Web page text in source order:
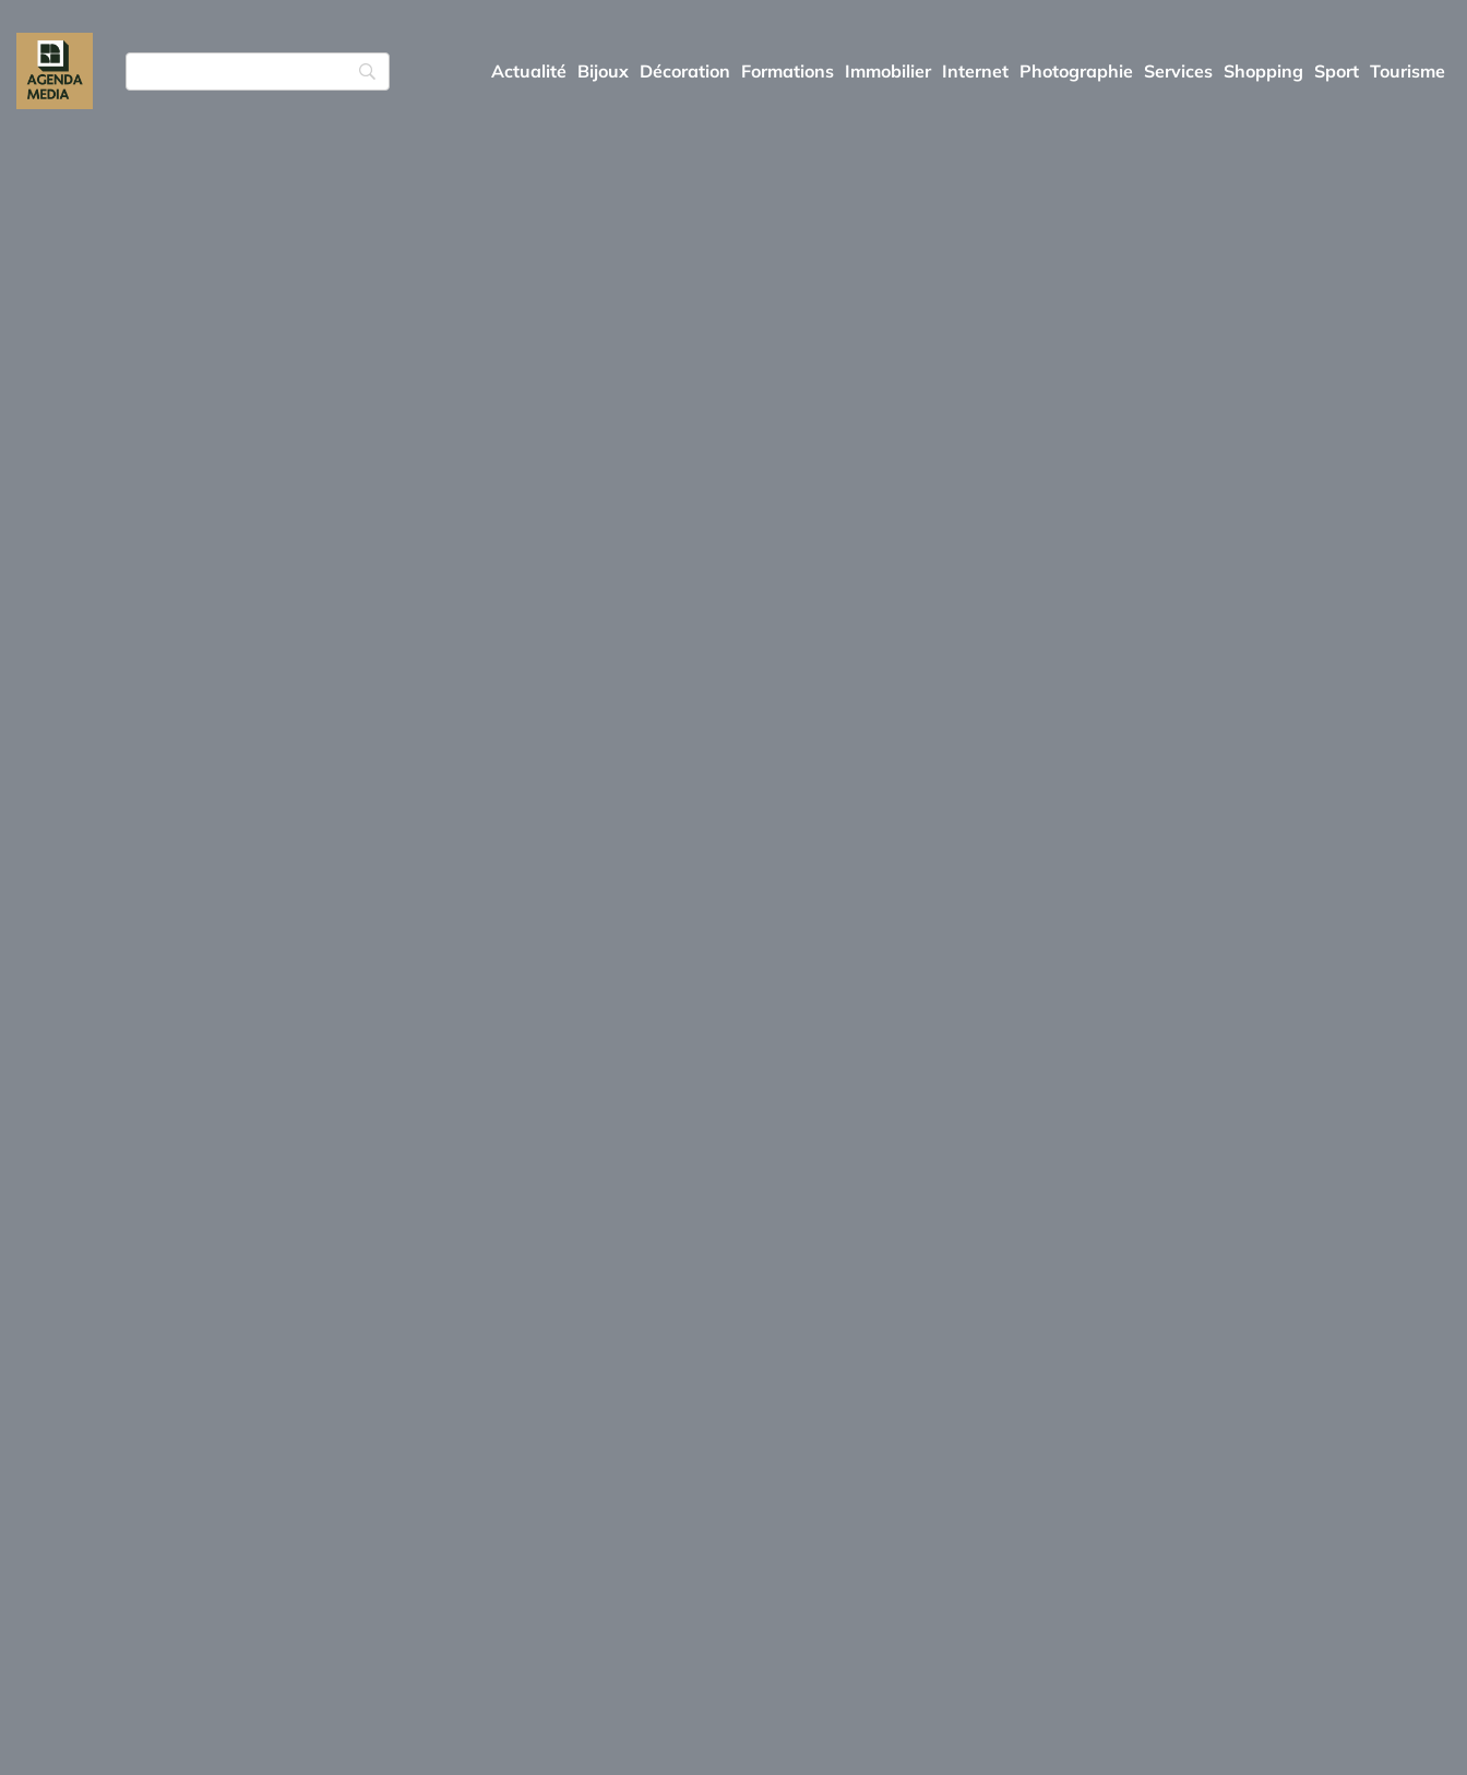
Actualité Bijoux Décoration Formations Immobilier Internet Photographie Services Shopping Sport Tourisme